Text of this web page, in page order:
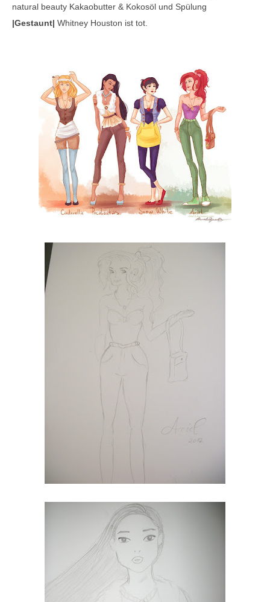
natural beauty Kakaobutter & Kokosöl und Spülung
|Gestaunt| Whitney Houston ist tot.